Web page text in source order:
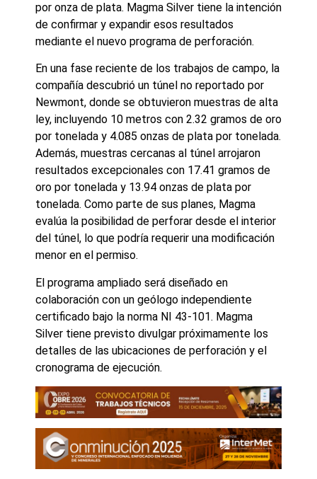
por onza de plata. Magma Silver tiene la intención
de confirmar y expandir esos resultados
mediante el nuevo programa de perforación.
En una fase reciente de los trabajos de campo, la
compañía descubrió un túnel no reportado por
Newmont, donde se obtuvieron muestras de alta
ley, incluyendo 10 metros con 2.32 gramos de oro
por tonelada y 4.085 onzas de plata por tonelada.
Además, muestras cercanas al túnel arrojaron
resultados excepcionales con 17.41 gramos de
oro por tonelada y 13.94 onzas de plata por
tonelada. Como parte de sus planes, Magma
evalúa la posibilidad de perforar desde el interior
del túnel, lo que podría requerir una modificación
menor en el permiso.
El programa ampliado será diseñado en
colaboración con un geólogo independiente
certificado bajo la norma NI 43-101. Magma
Silver tiene previsto divulgar próximamente los
detalles de las ubicaciones de perforación y el
cronograma de ejecución.